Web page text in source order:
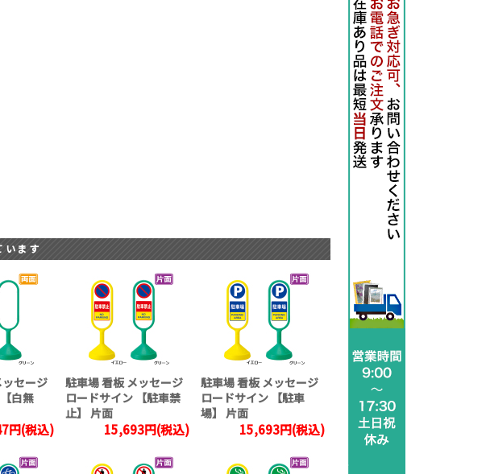
います
セージ
白無
円(税込)
駐車場 看板 メッセージ
ロードサイン 【駐車禁
止】 片面
15,693円(税込)
駐車場 看板 メッセージ
ロードサイン 【駐車
場】 片面
15,693円(税込)